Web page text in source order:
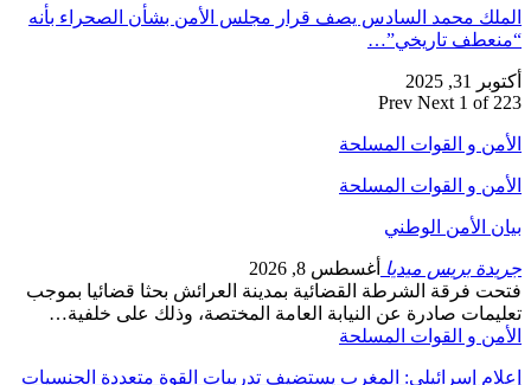
الملك محمد السادس يصف قرار مجلس الأمن بشأن الصحراء بأنه
“منعطف تاريخي”…
أكتوبر 31, 2025
Prev Next 1 of 223
الأمن و القوات المسلحة
الأمن و القوات المسلحة
بيان الأمن الوطني
جريدة بريس ميديا أغسطس 8, 2026
فتحت فرقة الشرطة القضائية بمدينة العرائش بحثا قضائيا بموجب
تعليمات صادرة عن النيابة العامة المختصة، وذلك على خلفية…
الأمن و القوات المسلحة
إعلام إسرائيلي: المغرب يستضيف تدريبات القوة متعددة الجنسيات